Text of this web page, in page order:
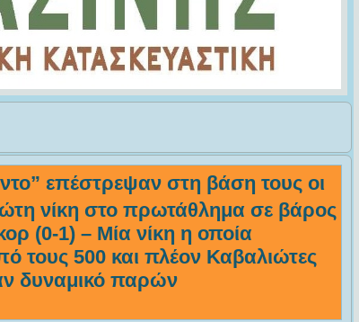
επέστρεψαν στη βάση τους οι
νίκη στο πρωτάθλημα σε βάρος
(0-1) – Μία νίκη η οποία
τους 500 και πλέον Καβαλιώτες
δυναμικό παρών